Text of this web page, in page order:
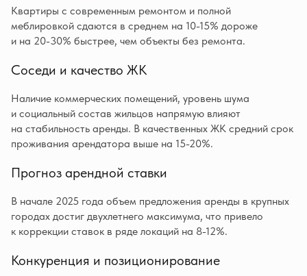
Квартиры с современным ремонтом и полной
меблировкой сдаются в среднем на 10-15% дороже
и на 20-30% быстрее, чем объекты без ремонта.
Соседи и качество ЖК
Наличие коммерческих помещений, уровень шума
и социальный состав жильцов напрямую влияют
на стабильность аренды. В качественных ЖК средний срок
проживания арендатора выше на 15-20%.
Прогноз арендной ставки
В начале 2025 года объем предложения аренды в крупных
городах достиг двухлетнего максимума, что привело
к коррекции ставок в ряде локаций на 8-12%.
Конкуренция и позиционирование